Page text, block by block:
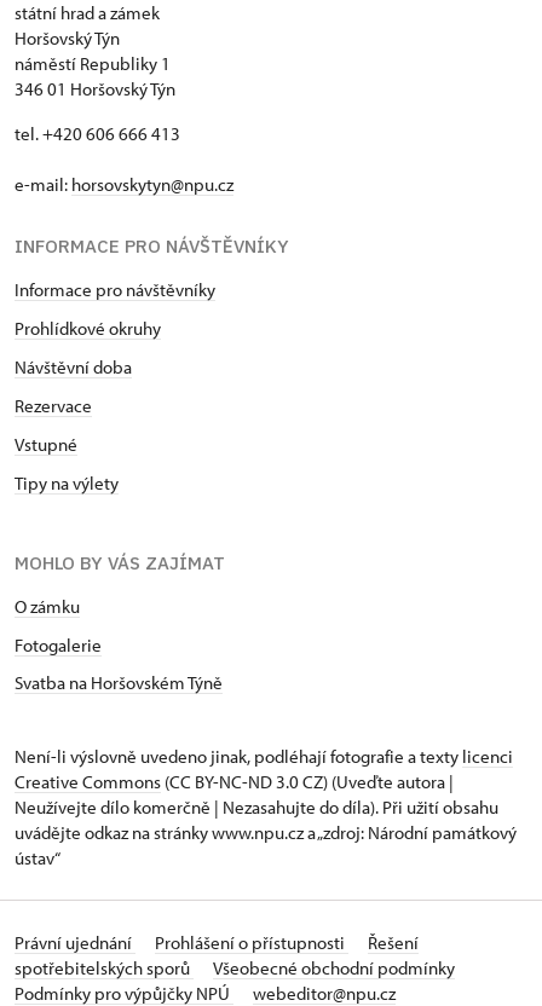
státní hrad a zámek
Horšovský Týn
náměstí Republiky 1
346 01 Horšovský Týn
tel. +420 606 666 413
e-mail: horsovskytyn@npu.cz
INFORMACE PRO NÁVŠTĚVNÍKY
Informace pro návštěvníky
Prohlídkové okruhy
Návštěvní doba
Rezervace
Vstupné
Tipy na výlety
MOHLO BY VÁS ZAJÍMAT
O zámku
Fotogalerie
Svatba na Horšovském Týně
Není-li výslovně uvedeno jinak, podléhají fotografie a texty licenci
Creative Commons (CC BY-NC-ND 3.0 CZ) (Uveďte autora |
Neužívejte dílo komerčně | Nezasahujte do díla). Při užití obsahu
uvádějte odkaz na stránky www.npu.cz a „zdroj: Národní památkový
ústav“
Právní ujednání Prohlášení o přístupnosti
Řešení
spotřebitelských sporů
Všeobecné obchodní podmínky
Podmínky pro výpůjčky NPÚ
webeditor@npu.cz